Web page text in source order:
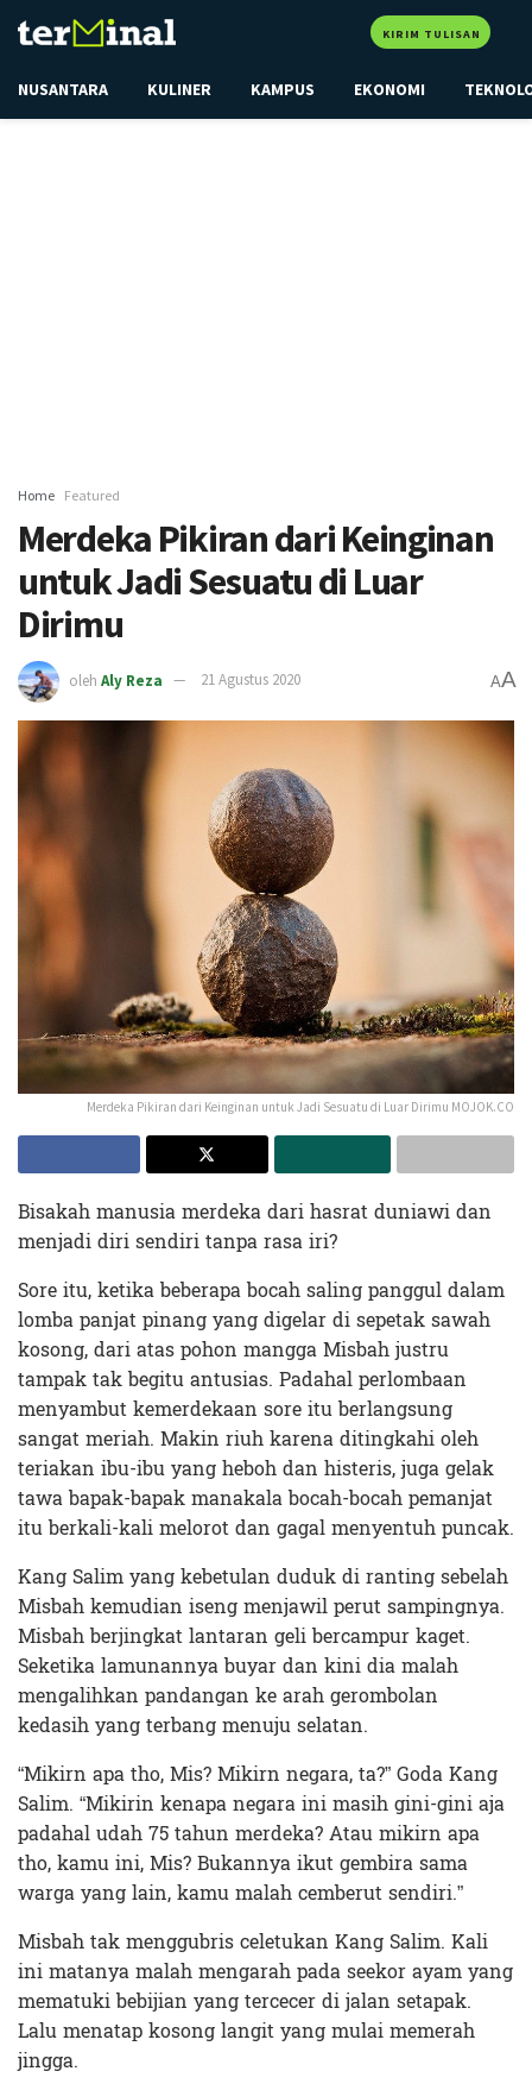
KIRIM TULISAN
NUSANTARA KULINER KAMPUS EKONOMI
Home Featured
Merdeka Pikiran dari Keinginan
untuk Jadi Sesuatu di Luar
Dirimu
oleh Aly Reza 21 Agustus 2020 AA
Merdeka Pikiran dari Keinginan untuk Jadi Sesuatu di Luar Dirimu MOJOK.CO
Bisakah manusia merdeka dari hasrat duniawi dan
menjadi diri sendiri tanpa rasa iri?
Sore itu, ketika beberapa bocah saling panggul dalam
lomba panjat pinang yang digelar di sepetak sawah
kosong, dari atas pohon mangga Misbah justru
tampak tak begitu antusias. Padahal perlombaan
menyambut kemerdekaan sore itu berlangsung
sangat meriah. Makin riuh karena ditingkahi oleh
teriakan ibu-ibu yang heboh dan histeris, juga gelak
tawa bapak-bapak manakala bocah-bocah pemanjat
itu berkali-kali melorot dan gagal menyentuh puncak.
Kang Salim yang kebetulan duduk di ranting sebelah
Misbah kemudian iseng menjawil perut sampingnya.
Misbah berjingkat lantaran geli bercampur kaget.
Seketika lamunannya buyar dan kini dia malah
mengalihkan pandangan ke arah gerombolan
kedasih yang terbang menuju selatan.
“Mikirn apa tho, Mis? Mikirn negara, ta?” Goda Kang
Salim. “Mikirin kenapa negara ini masih gini-gini aja
padahal udah 75 tahun merdeka? Atau mikirn apa
tho, kamu ini, Mis? Bukannya ikut gembira sama
warga yang lain, kamu malah cemberut sendiri.”
Misbah tak menggubris celetukan Kang Salim. Kali
ini matanya malah mengarah pada seekor ayam yang
mematuki bebijian yang tercecer di jalan setapak.
Lalu menatap kosong langit yang mulai memerah
jingga.